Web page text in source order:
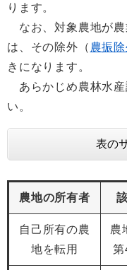
ります。
なお、対象農地が農
は、その除外（ 農振
きになります。
あらかじめ農林水産
い。
表の
農地の所有者
自己所有の農
地を転用
農
第